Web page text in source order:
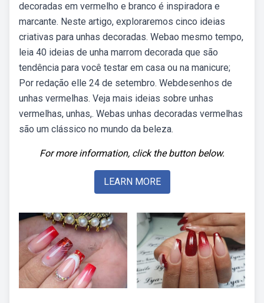
decoradas em vermelho e branco é inspiradora e
marcante. Neste artigo, exploraremos cinco ideias
criativas para unhas decoradas. Webao mesmo tempo,
leia 40 ideias de unha marrom decorada que são
tendência para você testar em casa ou na manicure;
Por redação elle 24 de setembro. Webdesenhos de
unhas vermelhas. Veja mais ideias sobre unhas
vermelhas, unhas,. Webas unhas decoradas vermelhas
são um clássico no mundo da beleza.
For more information, click the button below.
LEARN MORE